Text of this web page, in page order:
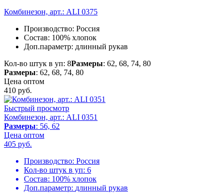
Комбинезон, арт.: ALI 0375
Производство: Россия
Состав: 100% хлопок
Доп.параметр: длинный рукав
Кол-во штук в уп: 8Размеры: 62, 68, 74, 80
Размеры: 62, 68, 74, 80
Цена оптом
410 руб.
Быстрый просмотр
Комбинезон, арт.: ALI 0351
Размеры: 56, 62
Цена оптом
405 руб.
Производство: Россия
Кол-во штук в уп: 6
Состав: 100% хлопок
Доп.параметр: длинный рукав